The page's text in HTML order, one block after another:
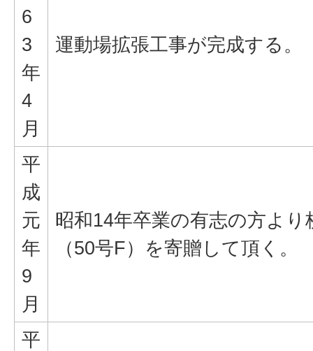
6
3
年
4
月
運動場拡張工事が完成する。
平
成
元
年
9
月
昭和14年卒業の有志の方よ
（50号F）を寄贈して頂く。
平